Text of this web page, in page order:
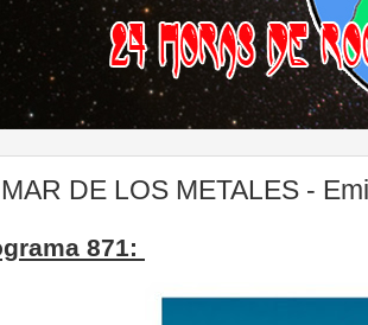
DE LOS METALES -
871: